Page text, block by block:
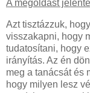
A megoldást
Azt tisztázzuk,
visszakapni, hogy
tudatosítani, hogy
irányítás. Az én
meg a tanácsát és
hogy milyen lesz